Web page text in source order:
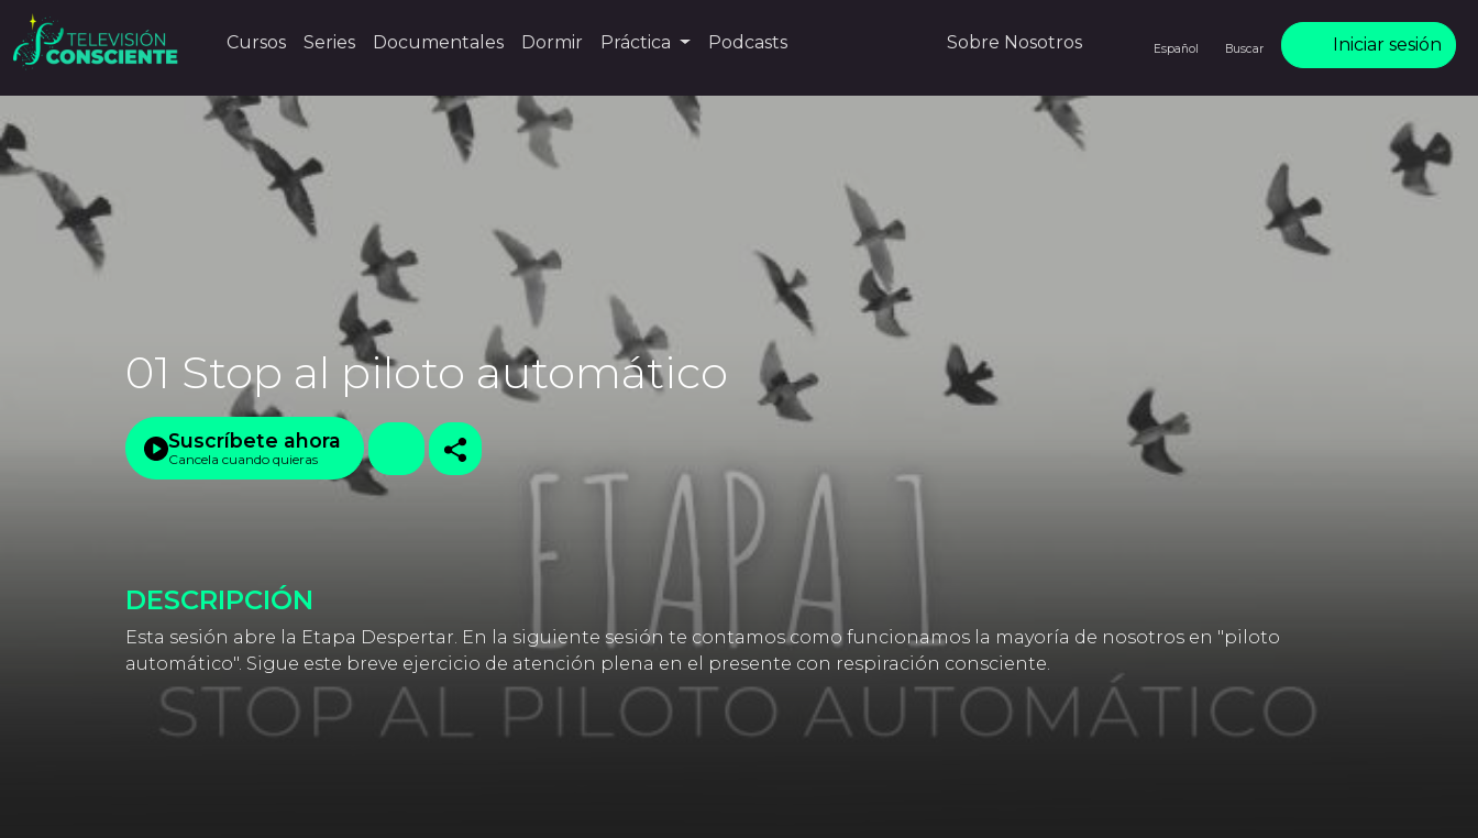
Cursos Series Documentales Dormir Práctica Podcasts Sobre Nosotros Español Buscar Iniciar sesión
01 Stop al piloto automático
Suscríbete ahora
Cancela cuando quieras
DESCRIPCIÓN
Esta sesión abre la Etapa Despertar. En la siguiente sesión te contamos como funcionamos la mayoría de nosotros en "piloto
automático". Sigue este breve ejercicio de atención plena en el presente con respiración consciente.